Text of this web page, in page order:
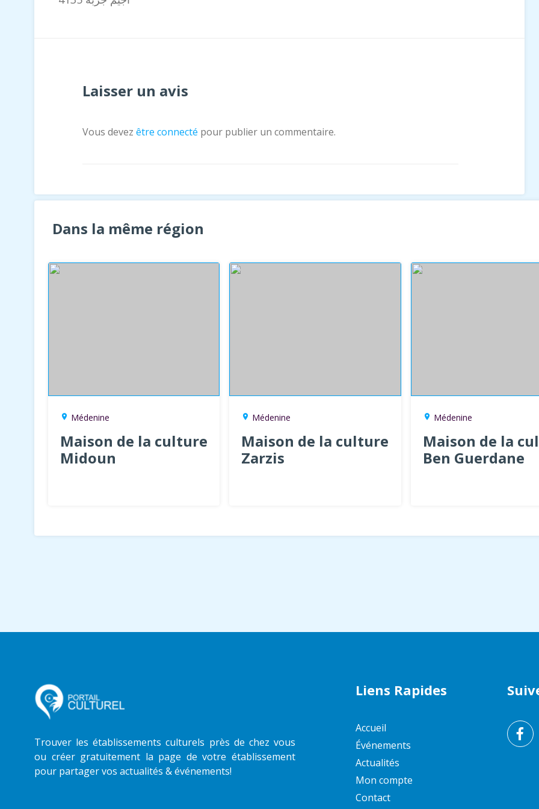
Laisser un avis
Vous devez être connecté pour publier un commentaire.
Dans la même région
location_on Médenine
Maison de la culture
Midoun
location_on Médenine
Maison de la culture
Zarzis
location_on Médenine
Maison de la
Ben Guerdane
Trouver les établissements culturels près de chez vous
ou créer gratuitement la page de votre établissement
pour partager vos actualités & événements!
Liens Rapides
Accueil
Événements
Actualités
Mon compte
Contact